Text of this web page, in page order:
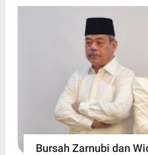
Bursah Zarnubi dan